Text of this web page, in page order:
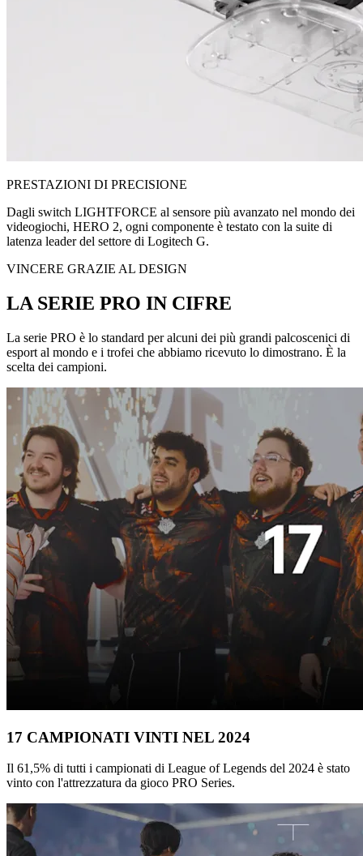
PRESTAZIONI DI PRECISIONE
Dagli switch LIGHTFORCE al sensore più avanzato nel mondo dei
videogiochi, HERO 2, ogni componente è testato con la suite di
latenza leader del settore di Logitech G.
VINCERE GRAZIE AL DESIGN
LA SERIE PRO IN CIFRE
La serie PRO è lo standard per alcuni dei più grandi palcoscenici di
esport al mondo e i trofei che abbiamo ricevuto lo dimostrano. È la
scelta dei campioni.
17 CAMPIONATI VINTI NEL 2024
Il 61,5% di tutti i campionati di League of Legends del 2024 è stato
vinto con l'attrezzatura da gioco PRO Series.